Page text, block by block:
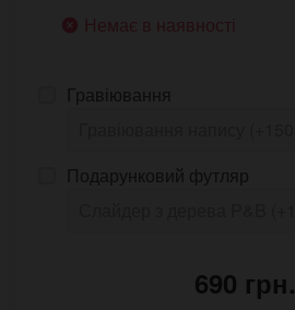
Немає в наявності
Гравіювання
Подарунковий футляр
690 грн.